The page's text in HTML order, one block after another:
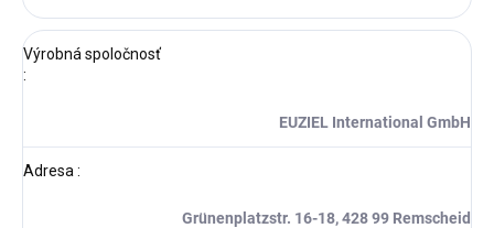
Výrobná spoločnosť
:
EUZIEL International GmbH
Adresa :
Grünenplatzstr. 16-18, 428 99 Remscheid